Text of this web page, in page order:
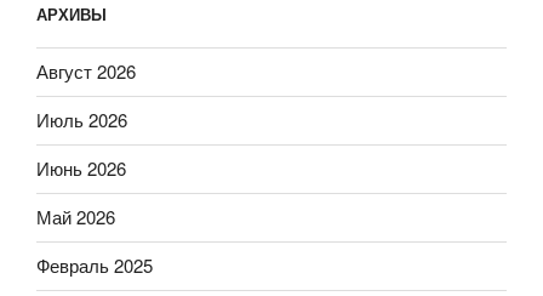
АРХИВЫ
Август 2026
Июль 2026
Июнь 2026
Май 2026
Февраль 2025